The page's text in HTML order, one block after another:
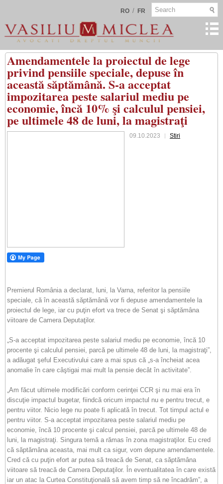
RO / FR
Amendamentele la proiectul de lege
privind pensiile speciale, depuse în
această săptămână. S-a acceptat
impozitarea peste salariul mediu pe
economie, încă 10% şi calculul pensiei,
pe ultimele 48 de luni, la magistraţi
09.10.2023 Stiri
Premierul România a declarat, luni, la Varna, referitor la pensiile
speciale, că în această săptămână vor fi depuse amendamentele la
proiectul de lege, iar cu puţin efort va trece de Senat şi săptămâna
viitoare de Camera Deputaţilor.
„S-a acceptat impozitarea peste salariul mediu pe economie, încă 10
procente şi calculul pensiei, parcă pe ultimele 48 de luni, la magistraţi”,
a adăugat şeful Executivului care a mai spus că „s-a încheiat acea
anomalie în care câştigai mai mult la pensie decât în activitate”.
„Am făcut ultimele modificări conform cerinţei CCR şi nu mai era în
discuţie impactul bugetar, fiindcă oricum impactul nu e pentru trecut, e
pentru viitor. Nicio lege nu poate fi aplicată în trecut. Tot timpul actul e
pentru viitor. S-a acceptat impozitarea peste salariul mediu pe
economie, încă 10 procente şi calcul pensiei, parcă pe ultimele 48 de
luni, la magistraţi. Singura temă a rămas în zona magistraţilor. Eu cred
că săptămâna aceasta, mai mult ca sigur, vom depune amendamentele.
Cred că cu puţin efort ar putea să treacă de Senat, ca săptămâna
viitoare să treacă de Camera Deputaţilor. În eventualitatea în care există
iar un atac la Curtea Constituţională să avem timp să ne încadrăm”, a